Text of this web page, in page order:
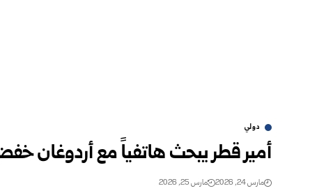
دولي
أمير قطر يبحث هاتفياً مع أردوغان
مارس 24, 2026 مارس 25, 2026